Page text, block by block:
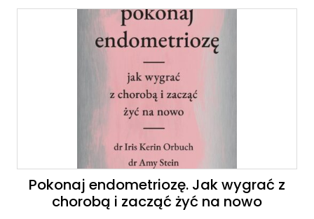
Pokonaj endometriozę. Jak wygrać z
chorobą i zacząć żyć na nowo